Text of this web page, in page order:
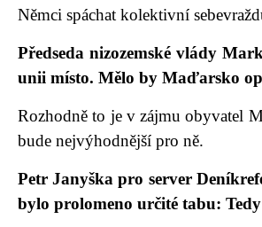
Němci spáchat kolektivní
Předseda nizozemské vlády
unii místo. Mělo by Maďarsko
Rozhodně to je v zájmu obyvatel
bude nejvýhodnější pro ně.
Petr Janyška pro server
bylo prolomeno určité tabu: